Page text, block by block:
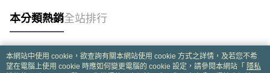
本分類熱銷全站排行
熱門標籤
本網站中使用 cookie，欲查詢有關本網站使用 cookie 方式之詳情，及若您不希
望在電腦上使用 cookie 時應如何變更電腦的 cookie 設定，請參閱本網站「 隱私